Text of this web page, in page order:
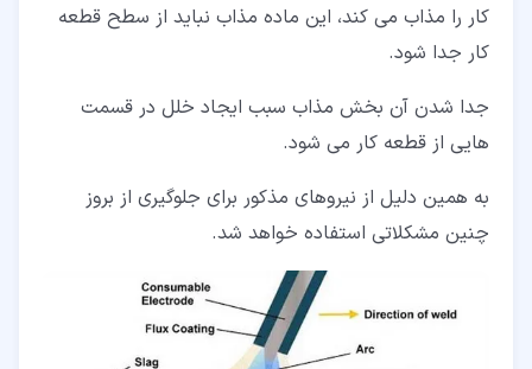
کار را مذاب می کند، این ماده مذاب نباید از سطح قطعه
کار جدا شود.
جدا شدن آن بخش مذاب سبب ایجاد خلل در قسمت
هایی از قطعه کار می شود.
به همین دلیل از نیروهای مذکور برای جلوگیری از بروز
چنین مشکلاتی استفاده خواهد شد.